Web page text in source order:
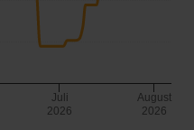
Juli
2026
August
2026